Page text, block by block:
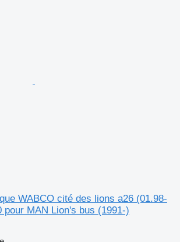
WABCO cité des lions a26 (01.98-
pour MAN Lion's bus (1991-)